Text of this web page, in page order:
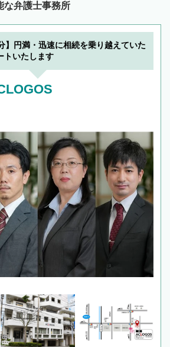
な弁護士事務所
】円満・迅速に相続を乗り越えていた
トいたします